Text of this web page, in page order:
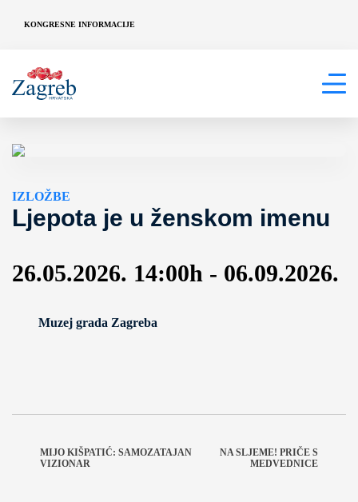
KONGRESNE INFORMACIJE
IZLOŽBE
Ljepota je u ženskom imenu
26.05.2026. 14:00h - 06.09.2026.
Muzej grada Zagreba
MIJO KIŠPATIĆ: SAMOZATAJAN
VIZIONAR
NA SLJEME! PRIČE S
MEDVEDNICE